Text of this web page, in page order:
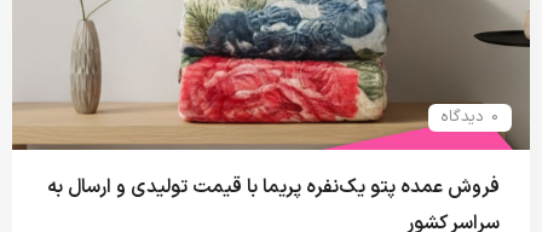
0 دیدگاه
فروش عمده پتو یک‌نفره پریما با قیمت تولیدی و ارسال به
سراسر کشور